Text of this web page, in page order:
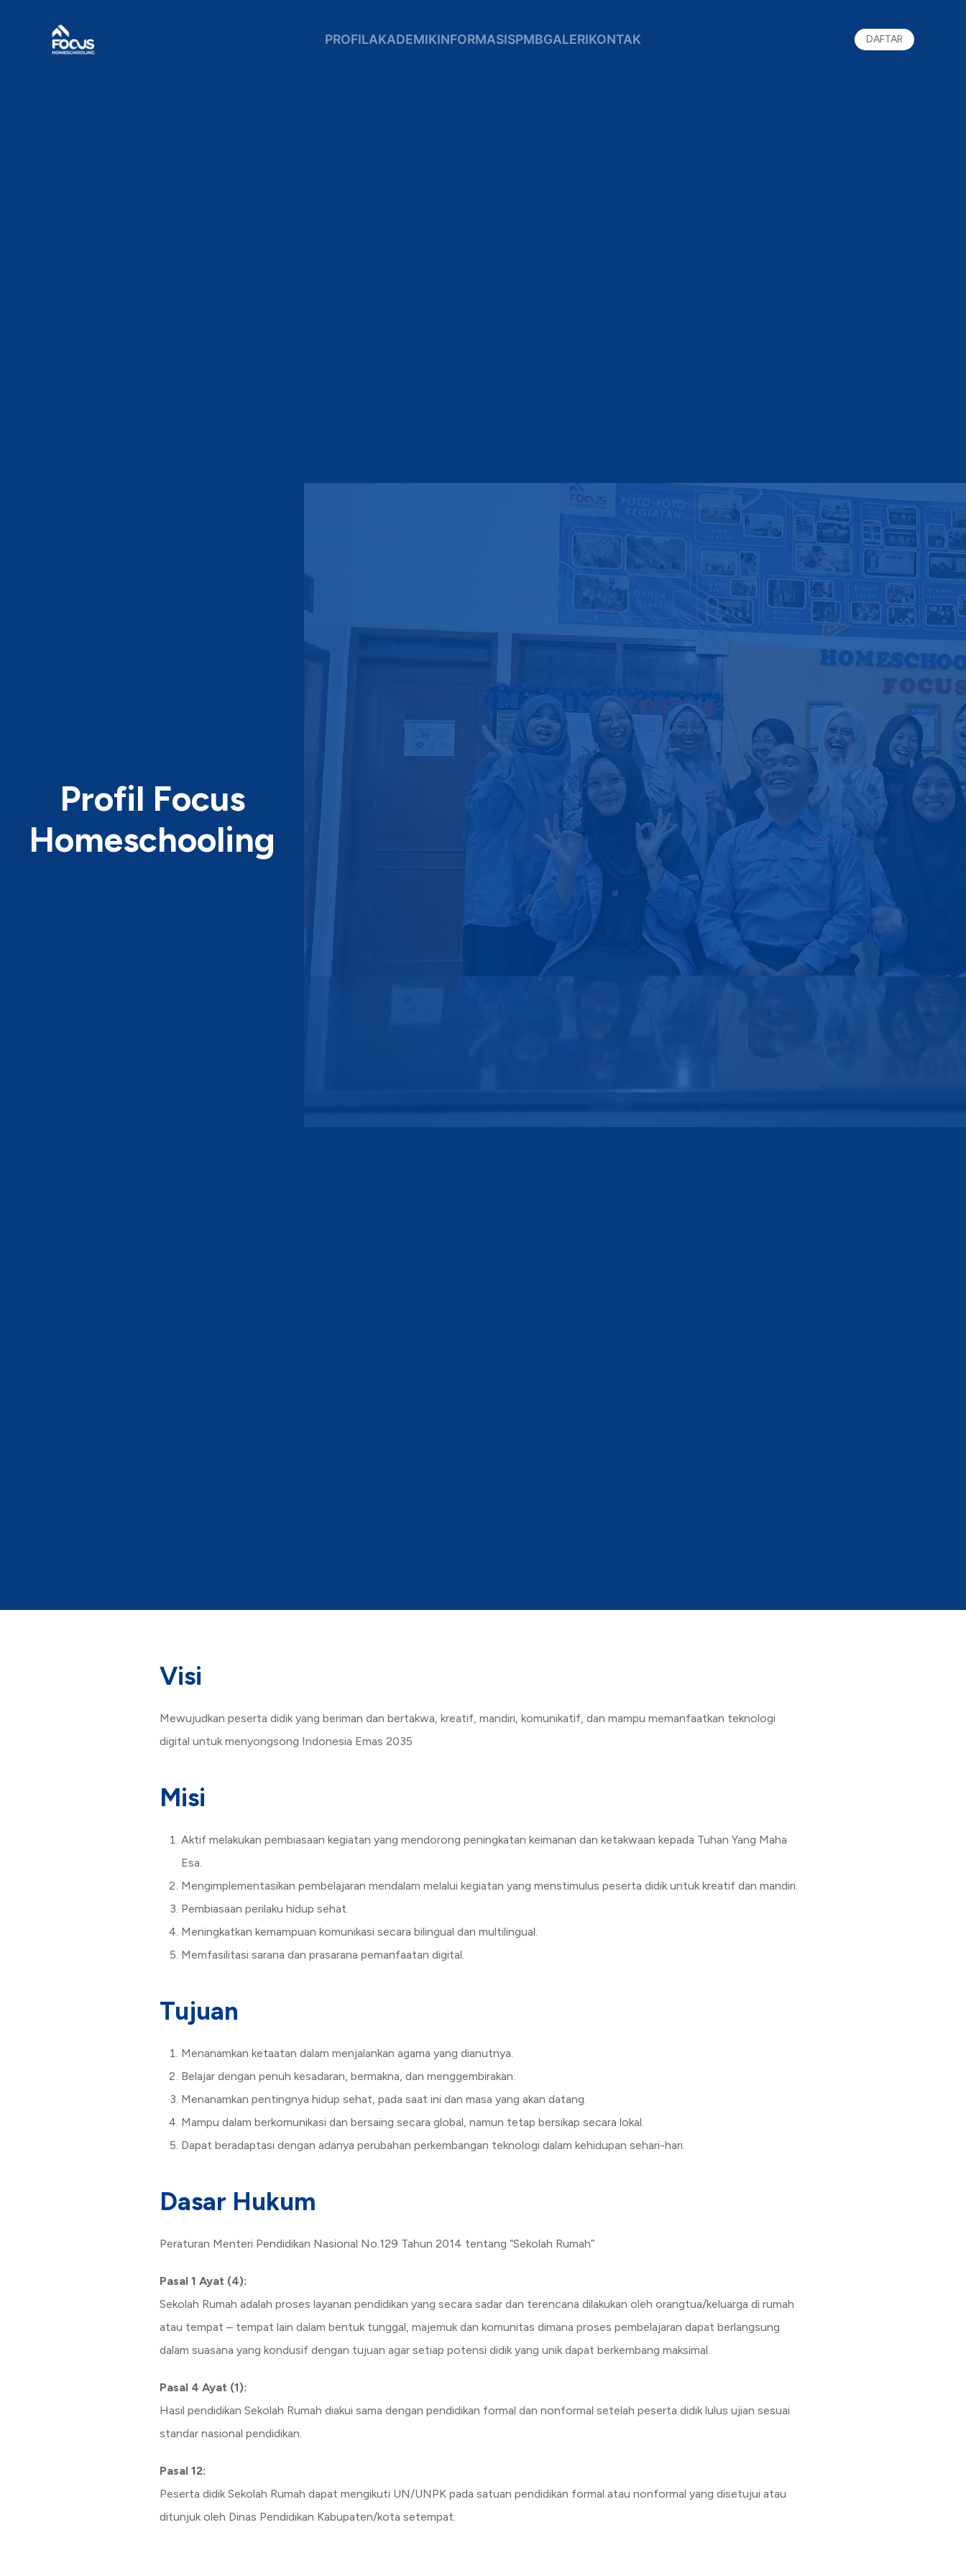
PROFILAKADEMIKINFORMASISPMBGALERIKONTAK DAFTAR
Profil Focus
Homeschooling
Visi
Mewujudkan peserta didik yang beriman dan bertakwa, kreatif, mandiri, komunikatif, dan mampu memanfaatkan teknologi
digital untuk menyongsong Indonesia Emas 2035
Misi
Aktif melakukan pembiasaan kegiatan yang mendorong peningkatan keimanan dan ketakwaan kepada Tuhan Yang Maha
Esa.
Mengimplementasikan pembelajaran mendalam melalui kegiatan yang menstimulus peserta didik untuk kreatif dan mandiri.
Pembiasaan perilaku hidup sehat.
Meningkatkan kemampuan komunikasi secara bilingual dan multilingual.
Memfasilitasi sarana dan prasarana pemanfaatan digital.
Tujuan
Menanamkan ketaatan dalam menjalankan agama yang dianutnya.
Belajar dengan penuh kesadaran, bermakna, dan menggembirakan.
Menanamkan pentingnya hidup sehat, pada saat ini dan masa yang akan datang.
Mampu dalam berkomunikasi dan bersaing secara global, namun tetap bersikap secara lokal.
Dapat beradaptasi dengan adanya perubahan perkembangan teknologi dalam kehidupan sehari-hari.
Dasar Hukum
Peraturan Menteri Pendidikan Nasional No.129 Tahun 2014 tentang “Sekolah Rumah”
Pasal 1 Ayat (4):
Sekolah Rumah adalah proses layanan pendidikan yang secara sadar dan terencana dilakukan oleh orangtua/keluarga di rumah
atau tempat – tempat lain dalam bentuk tunggal, majemuk dan komunitas dimana proses pembelajaran dapat berlangsung
dalam suasana yang kondusif dengan tujuan agar setiap potensi didik yang unik dapat berkembang maksimal.
Pasal 4 Ayat (1):
Hasil pendidikan Sekolah Rumah diakui sama dengan pendidikan formal dan nonformal setelah peserta didik lulus ujian sesuai
standar nasional pendidikan.
Pasal 12:
Peserta didik Sekolah Rumah dapat mengikuti UN/UNPK pada satuan pendidikan formal atau nonformal yang disetujui atau
ditunjuk oleh Dinas Pendidikan Kabupaten/kota setempat.